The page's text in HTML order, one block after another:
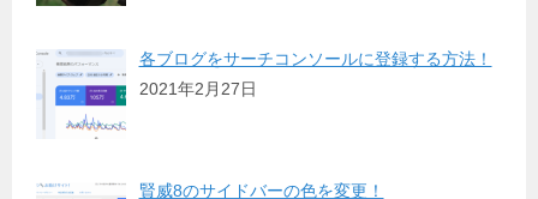
各ブログをサーチコンソールに登録する方法！
2021年2月27日
賢威8のサイドバーの色を変更！